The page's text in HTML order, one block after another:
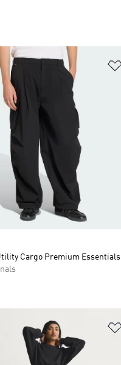
dei desideri
Cargo Premium Essentials
dei desideri